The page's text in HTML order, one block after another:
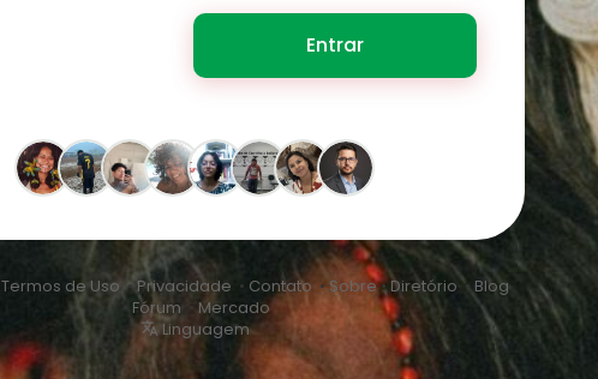
Entrar
Termos de Uso •Privacidade • Contato •Sobre•Diretório• Blog
• Fórum •Mercado
Linguagem